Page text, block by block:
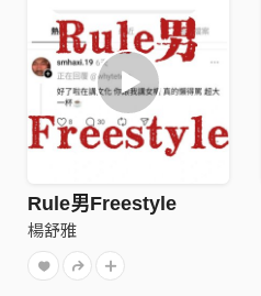
Rule男Freestyle
楊舒雅